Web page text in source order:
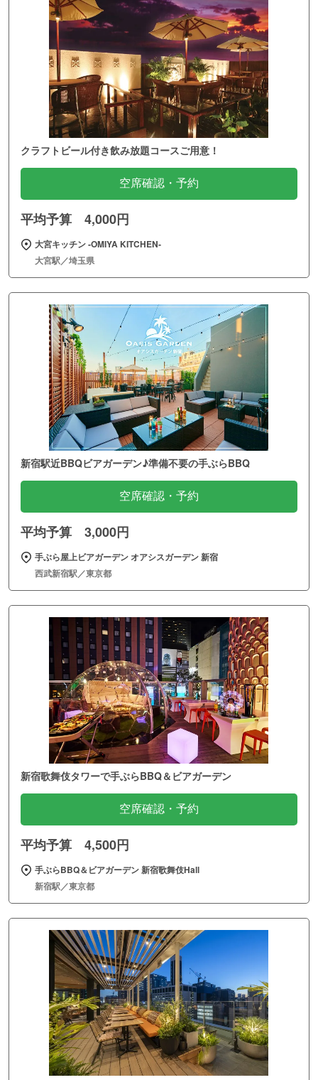
クラフトビール付き飲み放題コースご用意！
空席確認・予約
平均予算 4,000円
大宮キッチン ‐OMIYA KITCHEN‐
大宮駅／埼玉県
新宿駅近BBQビアガーデン♪準備不要の手ぶらBBQ
空席確認・予約
平均予算 3,000円
手ぶら屋上ビアガーデン オアシスガーデン 新宿
西武新宿駅／東京都
新宿歌舞伎タワーで手ぶらBBQ＆ビアガーデン
空席確認・予約
平均予算 4,500円
手ぶらBBQ＆ビアガーデン 新宿歌舞伎Hall
新宿駅／東京都